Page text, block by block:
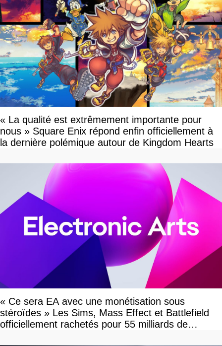
« La qualité est extrêmement importante pour
nous » Square Enix répond enfin officiellement à
la dernière polémique autour de Kingdom Hearts
« Ce sera EA avec une monétisation sous
stéroïdes » Les Sims, Mass Effect et Battlefield
officiellement rachetés pour 55 milliards de